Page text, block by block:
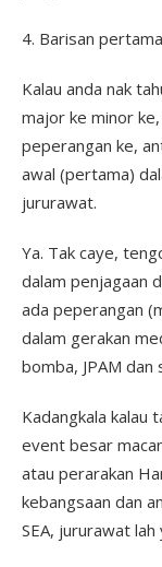
4. Barisan
Kalau anda nak
major ke minor
peperangan ke,
awal (pertama)
jururawat.
Ya. Tak caye,
dalam penjagaan
ada peperangan
dalam gerakan
bomba, JPAM dan
Kadangkala kalau
event besar
atau perarakan
kebangsaan dan
SEA, jururawat